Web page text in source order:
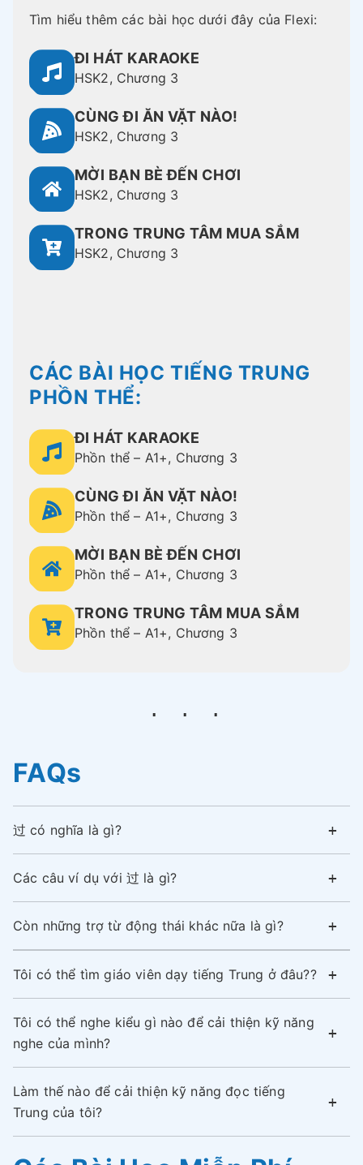
Tìm hiểu thêm các bài học dưới đây của Flexi:
ĐI HÁT KARAOKE
HSK2, Chương 3
CÙNG ĐI ĂN VẶT NÀO!
HSK2, Chương 3
MỜI BẠN BÈ ĐẾN CHƠI
HSK2, Chương 3
TRONG TRUNG TÂM MUA SẮM
HSK2, Chương 3
CÁC BÀI HỌC TIẾNG TRUNG
PHỒN THỂ:
ĐI HÁT KARAOKE
Phồn thể – A1+, Chương 3
CÙNG ĐI ĂN VẶT NÀO!
Phồn thể – A1+, Chương 3
MỜI BẠN BÈ ĐẾN CHƠI
Phồn thể – A1+, Chương 3
TRONG TRUNG TÂM MUA SẮM
Phồn thể – A1+, Chương 3
FAQs
过 có nghĩa là gì?
Các câu ví dụ với 过 là gì?
Còn những trợ từ động thái khác nữa là gì?
Tôi có thể tìm giáo viên dạy tiếng Trung ở đâu??
Tôi có thể nghe kiểu gì nào để cải thiện kỹ năng
nghe của mình?
Làm thế nào để cải thiện kỹ năng đọc tiếng
Trung của tôi?